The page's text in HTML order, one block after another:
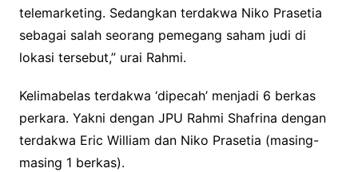
telemarketing. Sedangkan terdakwa Niko Prasetia
sebagai salah seorang pemegang saham judi di
lokasi tersebut,” urai Rahmi.
Kelimabelas terdakwa ‘dipecah’ menjadi 6 berkas
perkara. Yakni dengan JPU Rahmi Shafrina dengan
terdakwa Eric William dan Niko Prasetia (masing-
masing 1 berkas).